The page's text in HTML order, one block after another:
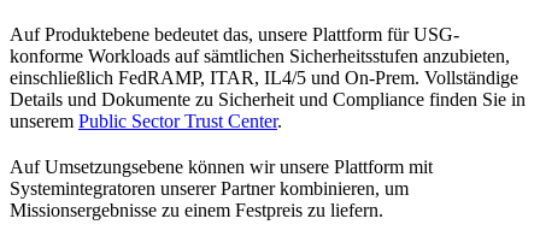
Auf Produktebene bedeutet das, unsere Plattform für USG-
konforme Workloads auf sämtlichen Sicherheitsstufen anzubieten,
einschließlich FedRAMP, ITAR, IL4/5 und On-Prem. Vollständige
Details und Dokumente zu Sicherheit und Compliance finden Sie in
unserem Public Sector Trust Center.
Auf Umsetzungsebene können wir unsere Plattform mit
Systemintegratoren unserer Partner kombinieren, um
Missionsergebnisse zu einem Festpreis zu liefern.